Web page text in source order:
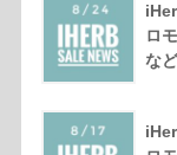
ロ
な